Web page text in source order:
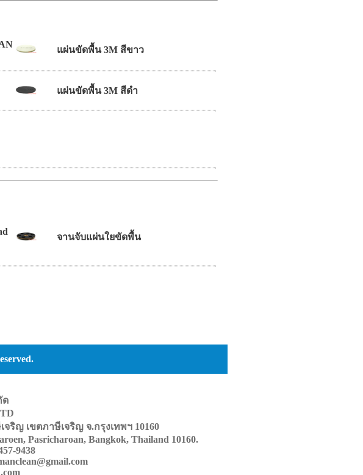
แผ่นขัดพื้น 3M สีขาว
แผ่นขัดพื้น 3M สีดำ
จานจับแผ่นใยขัดพื้น
ด
ริญ เขตภาษีเจริญ จ.กรุงเทพฯ 10160
Pasricharoan, Bangkok, Thailand 10160.
9438